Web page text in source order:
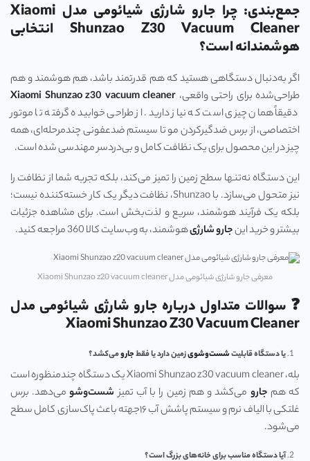
جمع‌بندی: چرا جارو شارژی شیائومی مدل Xiaomi
Shunzao Z30 Vacuum Cleaner انتخابی
هوشمندانه است؟
اگر به‌دنبال دستگاهی هستید که هم قدرتمند باشد، هم هوشمند و هم
طراحی‌شده برای راحتی واقعی، Xiaomi Shunzao z30 vacuum cleaner
دقیقاً همان چیزی است که نیاز دارید. از طراحی خوابیده گرفته تا موتور
اختصاصی، از برس ضدگیرکردن مو تا سیستم ضدعفونی چندمرحله‌ای، همه
چیز در این محصول برای یک نظافت کامل و بی‌دردسر مهندسی شده است.
این دستگاه نه‌تنها سطح زمین را تمیز می‌کند، بلکه تجربه شما از نظافت را
نیز متحول می‌سازد. با Shunzao، نظافت دیگر یک کار خسته‌کننده نیست؛
بلکه یک فرآیند هوشمند، سریع و لذت‌بخش است. برای مشاهده جزئیات
بیشتر و خرید اینجارو شارژیهوشمند، به وب‌سایت کالا 360 مراجعه کنید.
معرفی جارو شارژی شیائومی مدل Xiaomi Shunzao z20 vacuum cleaner
❓ سوالات متداول درباره جارو شارژی شیائومی مدل
Xiaomi Shunzao Z30 Vacuum Cleaner
یا دستگاه قابلیتشست‌وشویزمین دارد یا فقطجارومی‌کشد؟
بله، Xiaomi Shunzao z30 vacuum cleaner یک دستگاه چندمنظوره است
که هم جارو می‌کشد و هم زمین را با آب تمیز شست‌وشومی‌دهد. برس
غلتکی با الیاف نرم و سیستم پاشش آب ۱۶‌جهته باعث پاک‌سازی کامل سطح
می‌شود.
آیا دستگاه مناسب برای خانه‌های بزرگ است؟